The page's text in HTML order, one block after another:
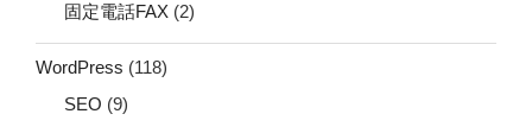
固定電話FAX (2)
WordPress (118)
SEO (9)